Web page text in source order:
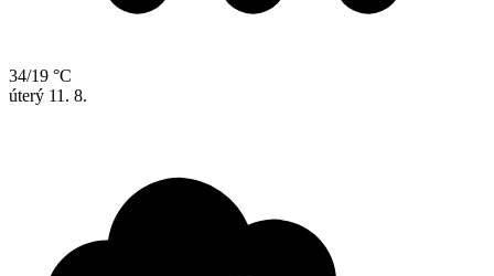
34/19 °C
úterý 11. 8.